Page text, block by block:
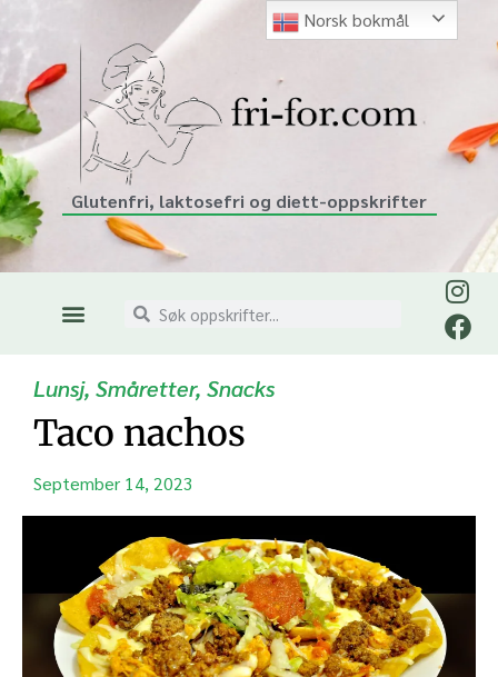
Glutenfri, laktosefri og diett-oppskrifter
Lunsj, Småretter, Snacks
Taco nachos
September 14, 2023
Norsk bokmål